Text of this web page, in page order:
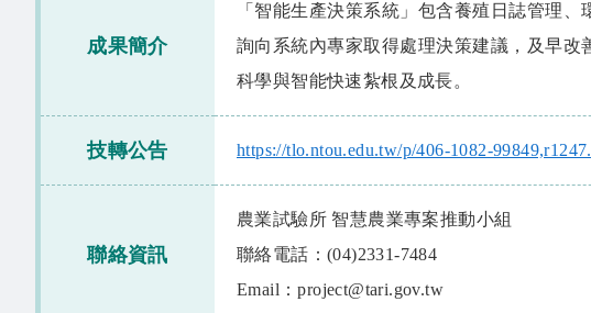
成果簡介
「智能生產決策系統」包含養殖日誌管理
詢向系統內專家取得處理決策建議，及早
科學與智能快速紮根及成長。
技轉公告 https://tlo.ntou.edu.tw/p/406-1082-
聯絡資訊
農業試驗所 智慧農業專案推動小組
聯絡電話：(04)2331-7484
Email：project@tari.gov.tw